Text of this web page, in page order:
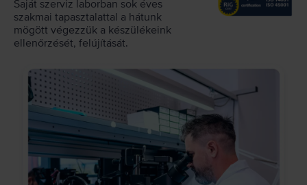
Saját szerviz laborban sok éves
szakmai tapasztalattal a hátunk
mögött végezzük a készülékeink
ellenőrzését, felújítását.